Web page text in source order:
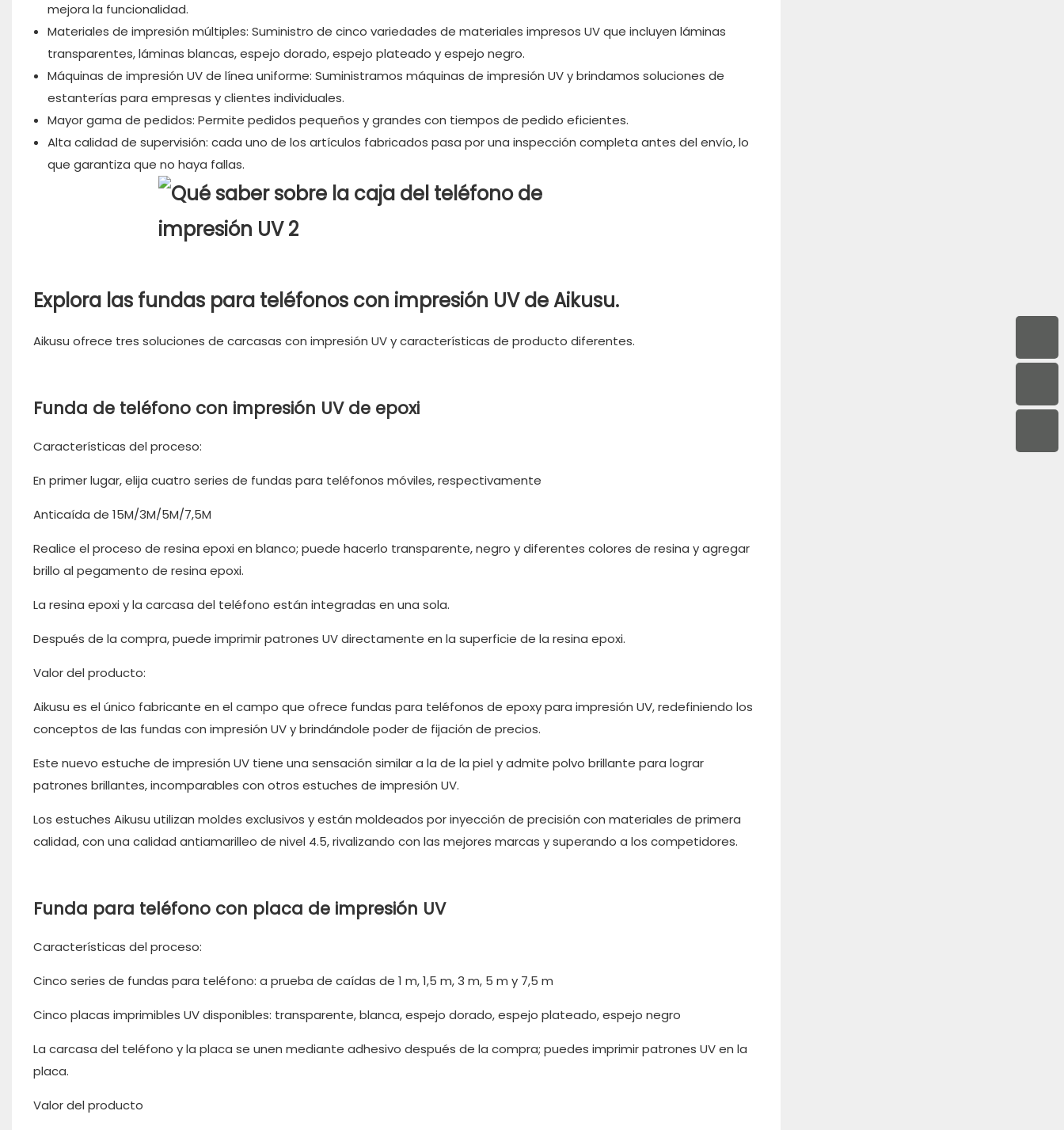
mejora la funcionalidad.
Materiales de impresión múltiples: Suministro de cinco variedades de materiales impresos UV que incluyen láminas
transparentes, láminas blancas, espejo dorado, espejo plateado y espejo negro.
Máquinas de impresión UV de línea uniforme: Suministramos máquinas de impresión UV y brindamos soluciones de
estanterías para empresas y clientes individuales.
Mayor gama de pedidos: Permite pedidos pequeños y grandes con tiempos de pedido eficientes.
Alta calidad de supervisión: cada uno de los artículos fabricados pasa por una inspección completa antes del envío, lo
que garantiza que no haya fallas.
Explora las fundas para teléfonos con impresión UV de Aikusu.
Aikusu ofrece tres soluciones de carcasas con impresión UV y características de producto diferentes.
Funda de teléfono con impresión UV de epoxi
Características del proceso:
En primer lugar, elija cuatro series de fundas para teléfonos móviles, respectivamente
Anticaída de 15M/3M/5M/7,5M
Realice el proceso de resina epoxi en blanco; puede hacerlo transparente, negro y diferentes colores de resina y agregar
brillo al pegamento de resina epoxi.
La resina epoxi y la carcasa del teléfono están integradas en una sola.
Después de la compra, puede imprimir patrones UV directamente en la superficie de la resina epoxi.
Valor del producto:
Aikusu es el único fabricante en el campo que ofrece fundas para teléfonos de epoxy para impresión UV, redefiniendo los
conceptos de las fundas con impresión UV y brindándole poder de fijación de precios.
Este nuevo estuche de impresión UV tiene una sensación similar a la de la piel y admite polvo brillante para lograr
patrones brillantes, incomparables con otros estuches de impresión UV.
Los estuches Aikusu utilizan moldes exclusivos y están moldeados por inyección de precisión con materiales de primera
calidad, con una calidad antiamarilleo de nivel 4.5, rivalizando con las mejores marcas y superando a los competidores.
Funda para teléfono con placa de impresión UV
Características del proceso:
Cinco series de fundas para teléfono: a prueba de caídas de 1 m, 1,5 m, 3 m, 5 m y 7,5 m
Cinco placas imprimibles UV disponibles: transparente, blanca, espejo dorado, espejo plateado, espejo negro
La carcasa del teléfono y la placa se unen mediante adhesivo después de la compra; puedes imprimir patrones UV en la
placa.
Valor del producto